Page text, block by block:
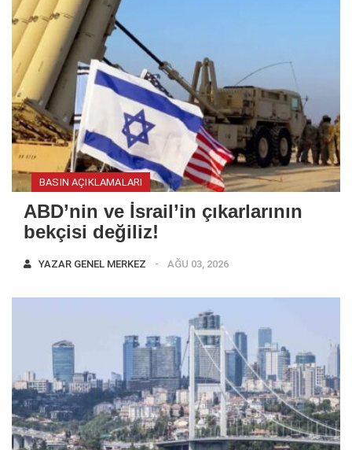
BASIN AÇIKLAMALARI
ABD’nin ve İsrail’in çıkarlarının
bekçisi değiliz!
YAZAR GENEL MERKEZ AĞU 03, 2026